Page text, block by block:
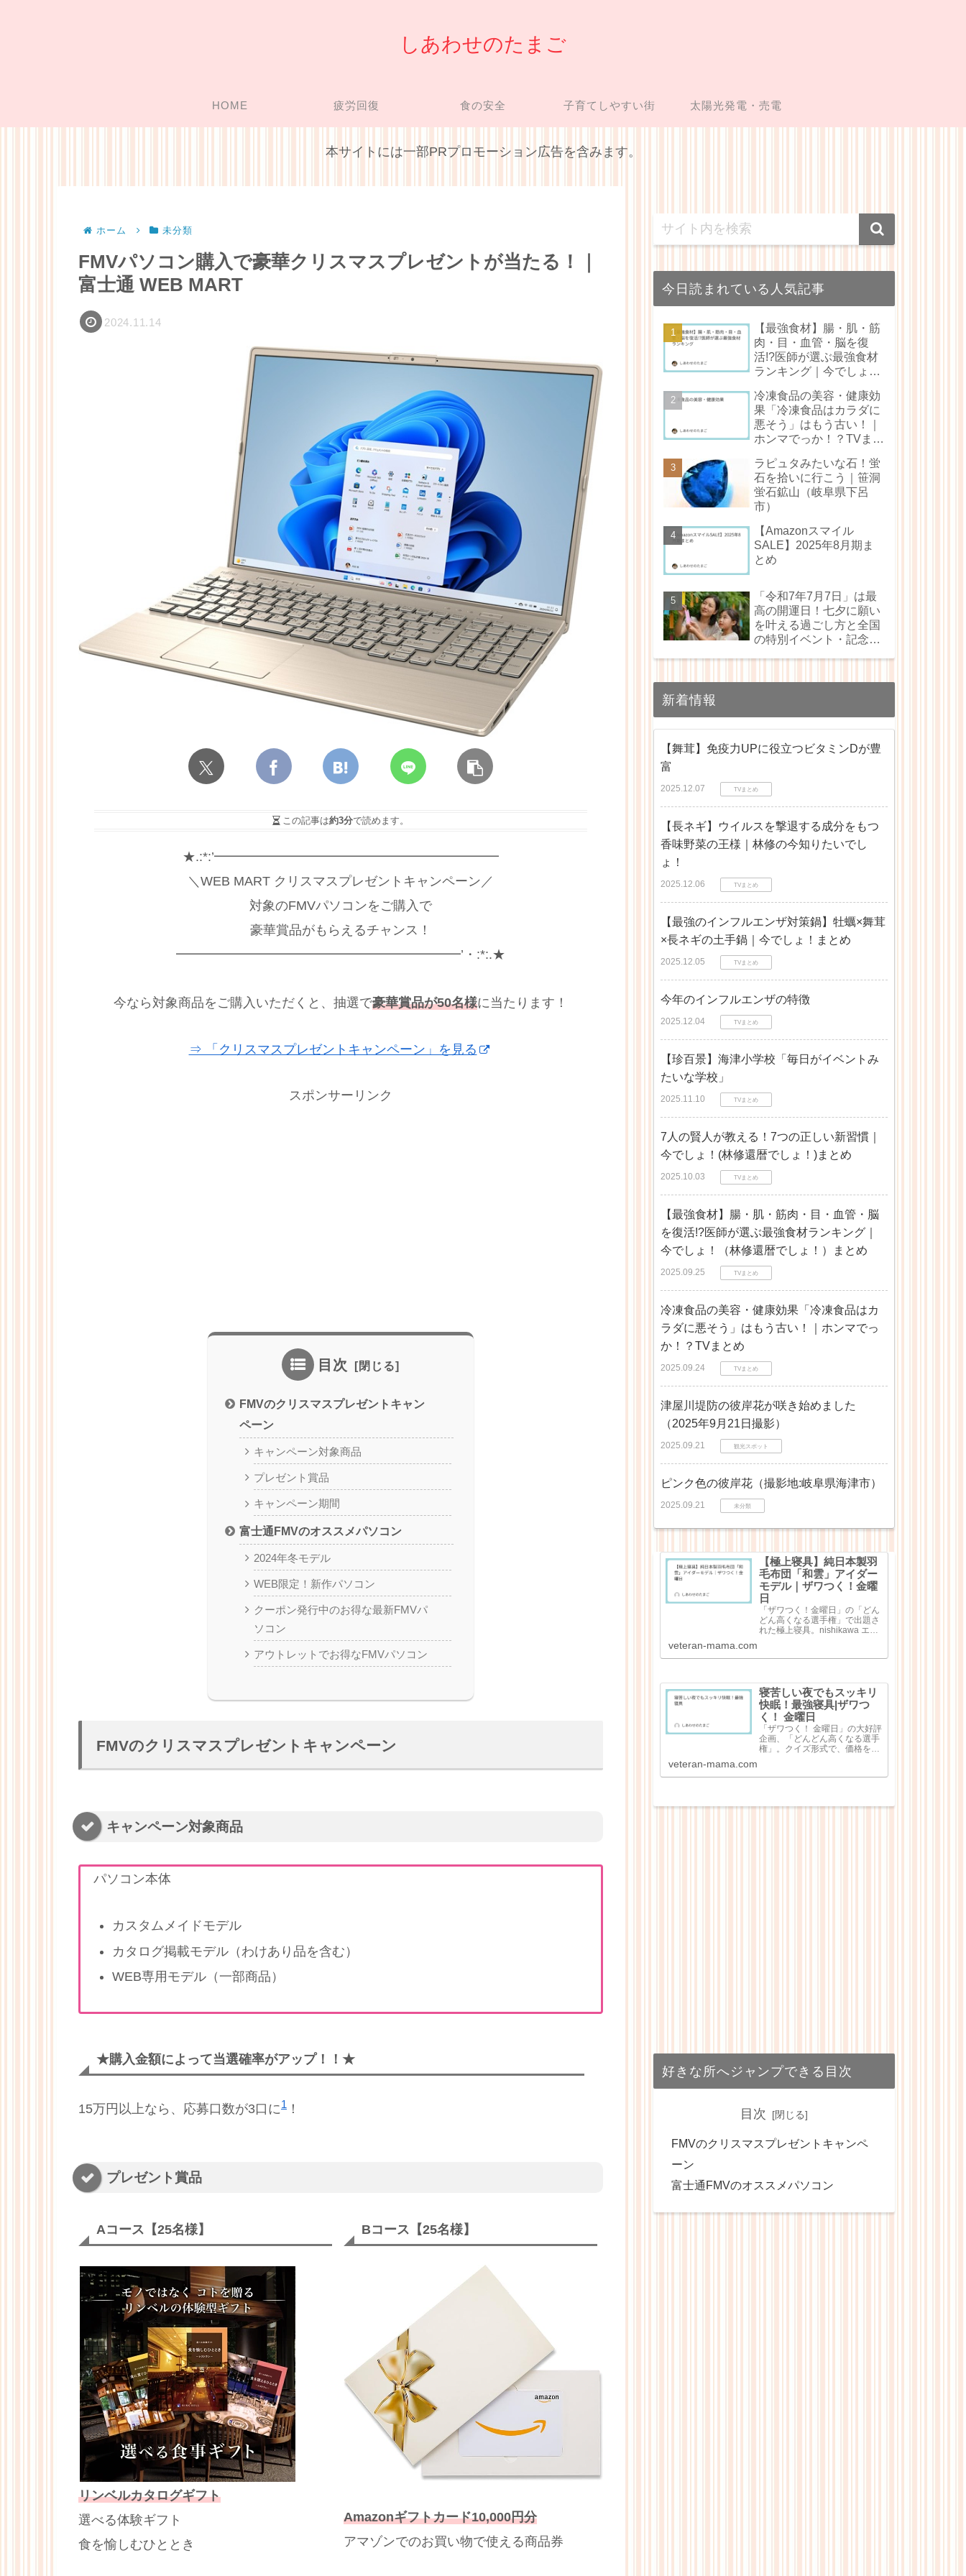
しあわせのたまご
HOME 疲労回復 食の安全 子育てしやすい街 太陽光発電・売電
本サイトには一部PRプロモーション広告を含みます。
ホーム 未分類
FMVパソコン購入で豪華クリスマスプレゼントが当たる！｜
富士通 WEB MART
2024.11.14
この記事は約3分で読めます。
★.:*:’━━━━━━━━━━━━━━━━━━━━━━
＼WEB MART クリスマスプレゼントキャンペーン／
対象のFMVパソコンをご購入で
豪華賞品がもらえるチャンス！
━━━━━━━━━━━━━━━━━━━━━━’・:*:.★
今なら対象商品をご購入いただくと、抽選で豪華賞品が50名様に当たります！
⇒ 「クリスマスプレゼントキャンペーン」を見る
スポンサーリンク
目次
FMVのクリスマスプレゼントキャン
ペーン
キャンペーン対象商品
プレゼント賞品
キャンペーン期間
富士通FMVのオススメパソコン
2024年冬モデル
WEB限定！新作パソコン
クーポン発行中のお得な最新FMVパ
ソコン
アウトレットでお得なFMVパソコン
FMVのクリスマスプレゼントキャンペーン
キャンペーン対象商品
パソコン本体
カスタムメイドモデル
カタログ掲載モデル（わけあり品を含む）
WEB専用モデル（一部商品）
★購入金額によって当選確率がアップ！！★
15万円以上なら、応募口数が3口に1 ！
プレゼント賞品
Aコース【25名様】
リンベルカタログギフト
選べる体験ギフト
食を愉しむひととき
Bコース【25名様】
Amazonギフトカード10,000円分
アマゾンでのお買い物で使える商品券
今日読まれている人気記事
【最強食材】腸・肌・筋
肉・目・血管・脳を復
活!?医師が選ぶ最強食材
ランキング｜今でしょ！
とめ
冷凍食品の美容・健康効
果「冷凍食品はカラダに
悪そう」はもう古い！｜
ホンマでっか！？TVまと
ラピュタみたいな石！蛍
石を拾いに行こう｜笹洞
蛍石鉱山（岐阜県下呂
市）
【Amazonスマイル
SALE】2025年8月期ま
とめ
「令和7年7月7日」は最
高の開運日！七夕に願い
を叶える過ごし方と全国
の特別イベント・記念日
新着情報
【舞茸】免疫力UPに役立つビタミンDが豊
富
2025.12.07 TVまとめ
【長ネギ】ウイルスを撃退する成分をもつ
香味野菜の王様｜林修の今知りたいでし
ょ！
2025.12.06 TVまとめ
【最強のインフルエンザ対策鍋】牡蠣×舞茸
×長ネギの土手鍋｜今でしょ！まとめ
2025.12.05 TVまとめ
今年のインフルエンザの特徴
2025.12.04 TVまとめ
【珍百景】海津小学校「毎日がイベントみ
たいな学校」
2025.11.10 TVまとめ
7人の賢人が教える！7つの正しい新習慣｜
今でしょ！(林修還暦でしょ！)まとめ
2025.10.03 TVまとめ
【最強食材】腸・肌・筋肉・目・血管・脳
を復活!?医師が選ぶ最強食材ランキング｜
今でしょ！（林修還暦でしょ！）まとめ
2025.09.25 TVまとめ
冷凍食品の美容・健康効果「冷凍食品はカ
ラダに悪そう」はもう古い！｜ホンマでっ
か！？TVまとめ
2025.09.24 TVまとめ
津屋川堤防の彼岸花が咲き始めました
（2025年9月21日撮影）
2025.09.21 観光スポット
ピンク色の彼岸花（撮影地:岐阜県海津市）
2025.09.21 未分類
【極上寝具】純日本製羽
毛布団「和雲」アイダー
モデル｜ザワつく！金曜
日
「ザワつく！金曜日」の「どん
どん高くなる選手権」で出題さ
れた極上寝具。nishikawa エア
パジャマ（8万8000円）シルキ
万6500円）純日本...
veteran-mama.com
寝苦しい夜でもスッキリ
快眠！最強寝具|ザワつ
く！ 金曜日
「ザワつく！ 金曜日」の大好評
企画、「どんどん高くなる選手
権」。クイズ形式で、価格を当
が出てくる点が特徴なのです
として寝具4点が紹介...
veteran-mama.com
好きな所へジャンプできる目次
目次
FMVのクリスマスプレゼントキャンペ
ーン
富士通FMVのオススメパソコン